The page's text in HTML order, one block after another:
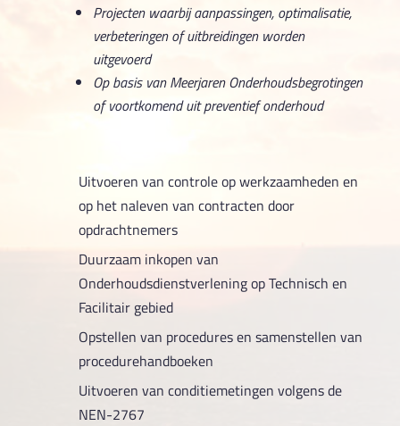
Projecten waarbij aanpassingen, optimalisatie,
verbeteringen of uitbreidingen worden
uitgevoerd
Op basis van Meerjaren Onderhoudsbegrotingen
of voortkomend uit preventief onderhoud
Uitvoeren van controle op werkzaamheden en
op het naleven van contracten door
opdrachtnemers
Duurzaam inkopen van
Onderhoudsdienstverlening op Technisch en
Facilitair gebied
Opstellen van procedures en samenstellen van
procedurehandboeken
Uitvoeren van conditiemetingen volgens de
NEN-2767